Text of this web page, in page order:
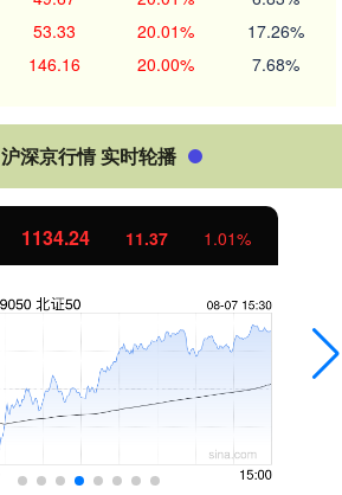
53.33 20.01% 17.26%
146.16 20.00% 7.68%
沪深京行情 实时轮播
1134.24 11.37 1.01%